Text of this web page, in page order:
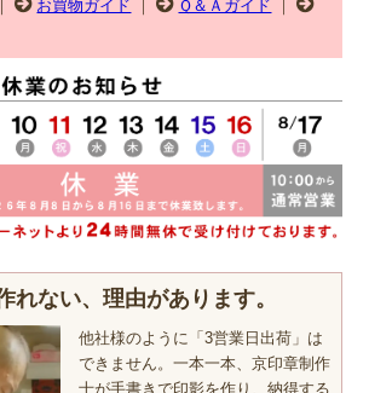
お買物ガイド ｜ Ｑ＆Ａガイド ｜
れない、理由があります。
他社様のように「3営業日出荷」は
できません。一本一本、京印章制作
士が手書きで印影を作り、納得する